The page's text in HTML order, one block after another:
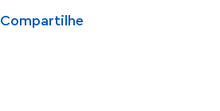
Compartilhe